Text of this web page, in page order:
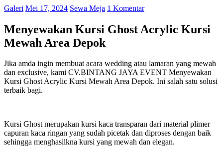
Galeri Mei 17, 2024 Sewa Meja 1 Komentar
Menyewakan Kursi Ghost Acrylic Kursi
Mewah Area Depok
Jika amda ingin membuat acara wedding atau lamaran yang mewah
dan exclusive, kami CV.BINTANG JAYA EVENT Menyewakan
Kursi Ghost Acrylic Kursi Mewah Area Depok. Ini salah satu solusi
terbaik bagi.
Kursi Ghost merupakan kursi kaca transparan dari material plimer
capuran kaca ringan yang sudah picetak dan diproses dengan baik
sehingga menghasilkna kursi yang mewah dan elegan.